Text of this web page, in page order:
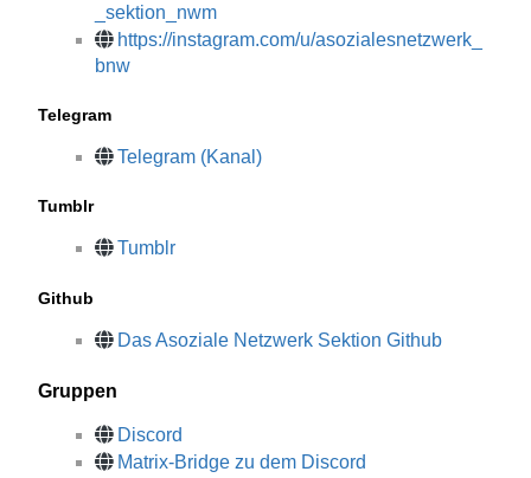
_sektion_nwm
https://instagram.com/u/asozialesnetzwerk_
bnw
Telegram
Telegram (Kanal)
Tumblr
Tumblr
Github
Das Asoziale Netzwerk Sektion Github
Gruppen
Discord
Matrix-Bridge zu dem Discord